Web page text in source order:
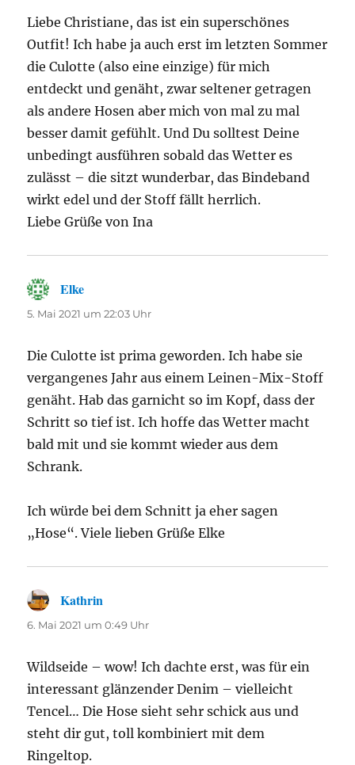
Liebe Christiane, das ist ein superschönes
Outfit! Ich habe ja auch erst im letzten Sommer
die Culotte (also eine einzige) für mich
entdeckt und genäht, zwar seltener getragen
als andere Hosen aber mich von mal zu mal
besser damit gefühlt. Und Du solltest Deine
unbedingt ausführen sobald das Wetter es
zulässt – die sitzt wunderbar, das Bindeband
wirkt edel und der Stoff fällt herrlich.
Liebe Grüße von Ina
Elke
5. Mai 2021 um 22:03 Uhr
Die Culotte ist prima geworden. Ich habe sie
vergangenes Jahr aus einem Leinen-Mix-Stoff
genäht. Hab das garnicht so im Kopf, dass der
Schritt so tief ist. Ich hoffe das Wetter macht
bald mit und sie kommt wieder aus dem
Schrank.
Ich würde bei dem Schnitt ja eher sagen
„Hose“. Viele lieben Grüße Elke
Kathrin
6. Mai 2021 um 0:49 Uhr
Wildseide – wow! Ich dachte erst, was für ein
interessant glänzender Denim – vielleicht
Tencel… Die Hose sieht sehr schick aus und
steht dir gut, toll kombiniert mit dem
Ringeltop.